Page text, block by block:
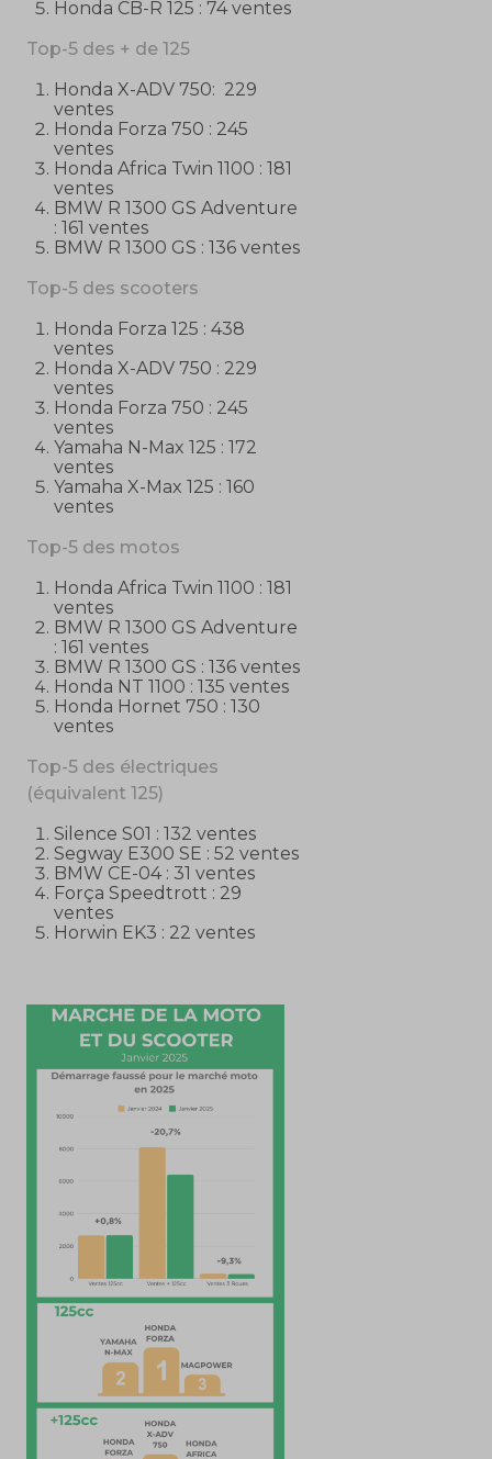
Honda CB-R 125 : 74 ventes
Top-5 des + de 125
Honda X-ADV 750: 229
ventes
Honda Forza 750 : 245
ventes
Honda Africa Twin 1100 : 181
ventes
BMW R 1300 GS Adventure
: 161 ventes
BMW R 1300 GS : 136 ventes
Top-5 des scooters
Honda Forza 125 : 438
ventes
Honda X-ADV 750 : 229
ventes
Honda Forza 750 : 245
ventes
Yamaha N-Max 125 : 172
ventes
Yamaha X-Max 125 : 160
ventes
Top-5 des motos
Honda Africa Twin 1100 : 181
ventes
BMW R 1300 GS Adventure
: 161 ventes
BMW R 1300 GS : 136 ventes
Honda NT 1100 : 135 ventes
Honda Hornet 750 : 130
ventes
Top-5 des électriques
(équivalent 125)
Silence S01 : 132 ventes
Segway E300 SE : 52 ventes
BMW CE-04 : 31 ventes
Força Speedtrott : 29
ventes
Horwin EK3 : 22 ventes